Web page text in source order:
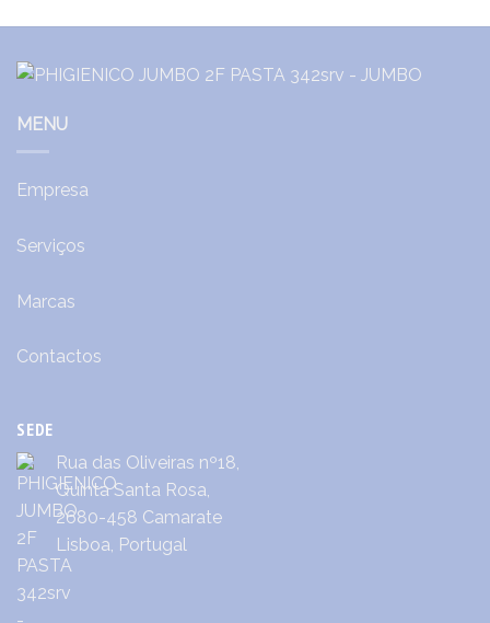
MENU
Empresa
Serviços
Marcas
Contactos
SEDE
Rua das Oliveiras nº18,
Quinta Santa Rosa,
2680-458 Camarate
Lisboa, Portugal